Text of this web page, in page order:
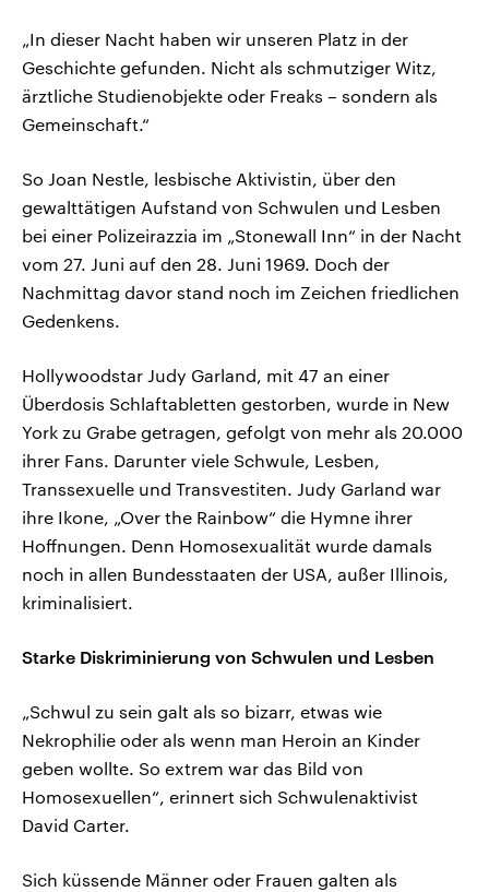
„In dieser Nacht haben wir unseren Platz in der
Geschichte gefunden. Nicht als schmutziger Witz,
ärztliche Studienobjekte oder Freaks – sondern als
Gemeinschaft.“
So Joan Nestle, lesbische Aktivistin, über den
gewalttätigen Aufstand von Schwulen und Lesben
bei einer Polizeirazzia im „Stonewall Inn“ in der Nacht
vom 27. Juni auf den 28. Juni 1969. Doch der
Nachmittag davor stand noch im Zeichen friedlichen
Gedenkens.
Hollywoodstar Judy Garland, mit 47 an einer
Überdosis Schlaftabletten gestorben, wurde in New
York zu Grabe getragen, gefolgt von mehr als 20.000
ihrer Fans. Darunter viele Schwule, Lesben,
Transsexuelle und Transvestiten. Judy Garland war
ihre Ikone, „Over the Rainbow“ die Hymne ihrer
Hoffnungen. Denn Homosexualität wurde damals
noch in allen Bundesstaaten der USA, außer Illinois,
kriminalisiert.
Starke Diskriminierung von Schwulen und Lesben
„Schwul zu sein galt als so bizarr, etwas wie
Nekrophilie oder als wenn man Heroin an Kinder
geben wollte. So extrem war das Bild von
Homosexuellen“, erinnert sich Schwulenaktivist
David Carter.
Sich küssende Männer oder Frauen galten als